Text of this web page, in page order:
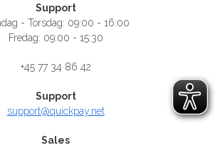
Support
- Torsdag: 09:00 - 16:00
Fredag: 09:00 - 15:30
+45 77 34 86 42
Support
support@quickpay.net
Sales